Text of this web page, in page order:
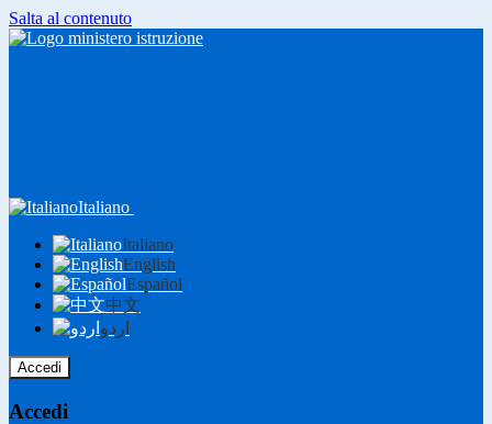
Salta al contenuto
Italiano
Italiano
English
Español
中文
اردو
Accedi
Accedi